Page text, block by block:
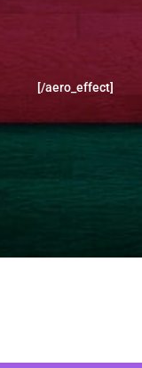
[/aero_effect]